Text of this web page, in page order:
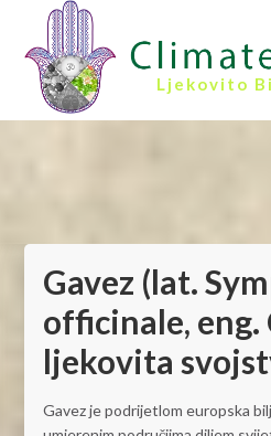
Ljekovito
Gavez (lat.
officinale, eng.
ljekovita
Gavez je podrijetlom europska